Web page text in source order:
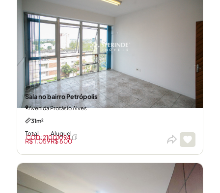
Sala no bairro Petrópolis
Avenida Protásio Alves
31m²
Total
R$ 1.059
Aluguel
R$ 600
CÓD: 21001094